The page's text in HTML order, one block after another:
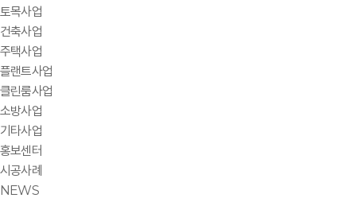
토목사업
건축사업
주택사업
플랜트사업
클린룸사업
소방사업
기타사업
홍보센터
시공사례
NEWS